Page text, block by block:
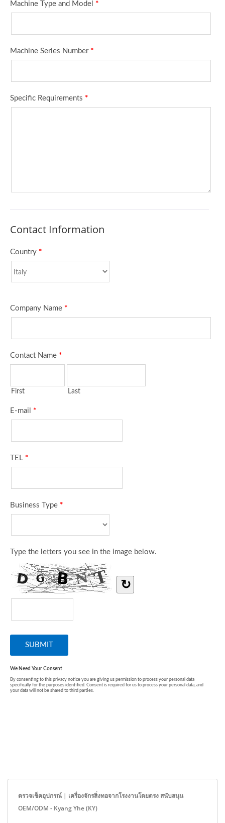
ตรวจเช็คอุปกรณ์ | เครื่องจักรสิ่งทอจากโรงงานโดยตรง สนับสนุน
OEM/ODM - Kyang Yhe (KY)